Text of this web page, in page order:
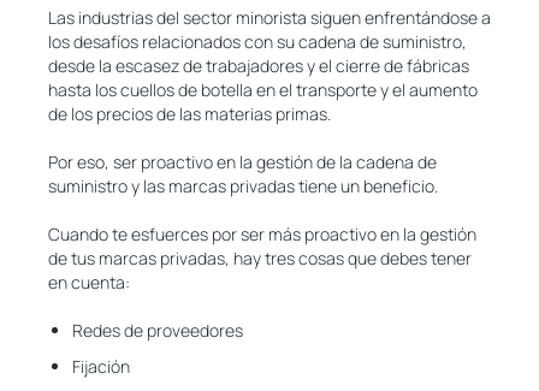
Las industrias del sector minorista siguen enfrentándose a
los desafíos relacionados con su cadena de suministro,
desde la escasez de trabajadores y el cierre de fábricas
hasta los cuellos de botella en el transporte y el aumento
de los precios de las materias primas.
Por eso, ser proactivo en la gestión de la cadena de
suministro y las marcas privadas tiene un beneficio.
Cuando te esfuerces por ser más proactivo en la gestión
de tus marcas privadas, hay tres cosas que debes tener
en cuenta:
Redes de proveedores
Fijación